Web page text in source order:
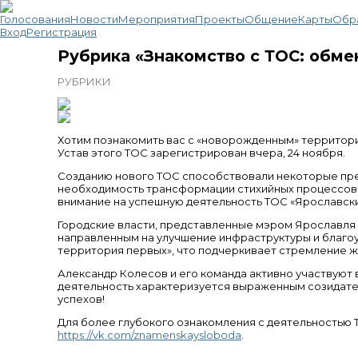
ГолосованияНовостиМероприятияПроектыОбщениеКарты
ВходРегистрация
Рубрика «Знакомство с ТОС:
РУБРИКИ
Хотим познакомить вас с «новорожденным»
Устав этого ТОС зарегистрирован вчера, 24 ноября.
Созданию нового ТОС способствовали некоторые
необходимость трансформации стихийных
внимание на успешную деятельность ТОС
Городские власти, представленные мэром
направленным на улучшение инфраструктуры и
территория первых», что подчеркивает стремление
Александр Колесов и его команда активно
деятельность характеризуется выраженным
успехов!
Для более глубокого ознакомления с
https://vk.com/znamenskaysloboda